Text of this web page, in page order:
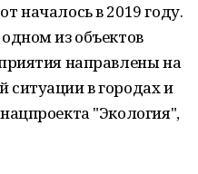
началось в 2019 году.
из объектов
направлены на
ситуации в городах и
"Экология",